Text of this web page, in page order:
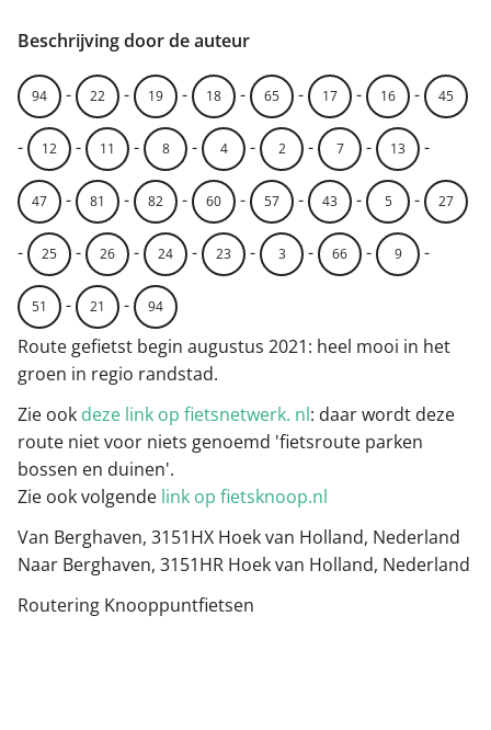
Beschrijving door de auteur
94 - 22 - 19 - 18 - 65 - 17 - 16 - 45
- 12 - 11 - 8 - 4 - 2 - 7 - 13 -
47 - 81 - 82 - 60 - 57 - 43 - 5 - 27
- 25 - 26 - 24 - 23 - 3 - 66 - 9 -
51 - 21 - 94
Route gefietst begin augustus 2021: heel mooi in het
groen in regio randstad.
Zie ook deze link op fietsnetwerk. nl: daar wordt deze
route niet voor niets genoemd 'fietsroute parken
bossen en duinen'.
Zie ook volgende link op fietsknoop.nl
Van Berghaven, 3151HX Hoek van Holland, Nederland
Naar Berghaven, 3151HR Hoek van Holland, Nederland
Routering Knooppuntfietsen